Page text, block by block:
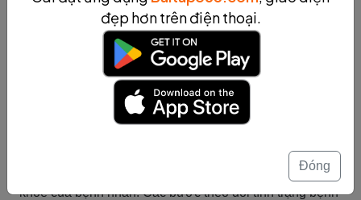
và các biện pháp an toàn để đảm bảo chất lượng điều trị
và an toàn cho bệnh nhân.
Theo dõi tình trạng bệnh nhân
trong quá trình điều trị
nhân là rất quan trọng để đảm bảo rằng quá trình điều trị
đang diễn ra hiệu quả và không gây tổn thương đến sức
khỏe của bệnh nhân. Các bước theo dõi tình trạng bệnh
đẹp hơn trên điện thoại.
Đóng